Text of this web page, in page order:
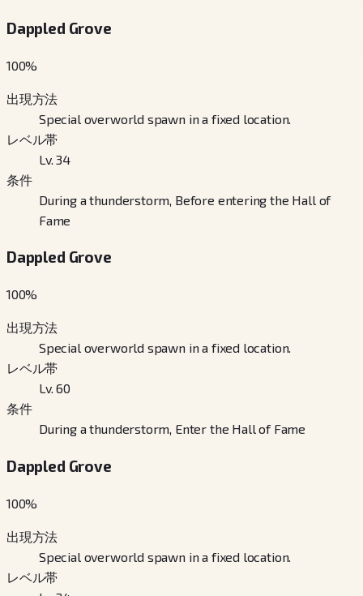
Dappled Grove
100%
出現方法
Special overworld spawn in a fixed location.
レベル帯
Lv. 34
条件
During a thunderstorm, Before entering the Hall of
Fame
Dappled Grove
100%
出現方法
Special overworld spawn in a fixed location.
レベル帯
Lv. 60
条件
During a thunderstorm, Enter the Hall of Fame
Dappled Grove
100%
出現方法
Special overworld spawn in a fixed location.
レベル帯